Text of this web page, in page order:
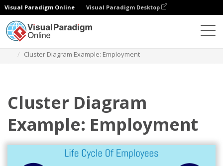
Visual Paradigm Online Visual Paradigm Desktop
Cluster Diagram Example: Employment
Cluster Diagram
Example: Employment